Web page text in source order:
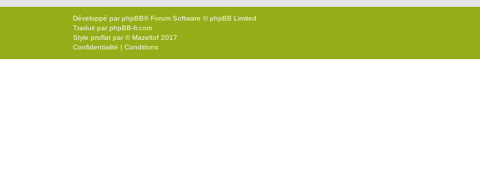
Développé parphpBB® Forum Software © phpBB Limited
Traduit parphpBB-fr.com
Style proflat par ©Mazeltof 2017
Confidentialité | Conditions